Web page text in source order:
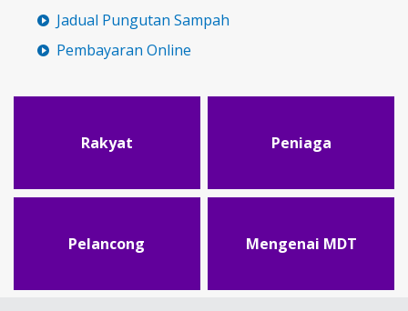
Jadual Pungutan Sampah
Pembayaran Online
Rakyat Peniaga
Pelancong Mengenai MDT